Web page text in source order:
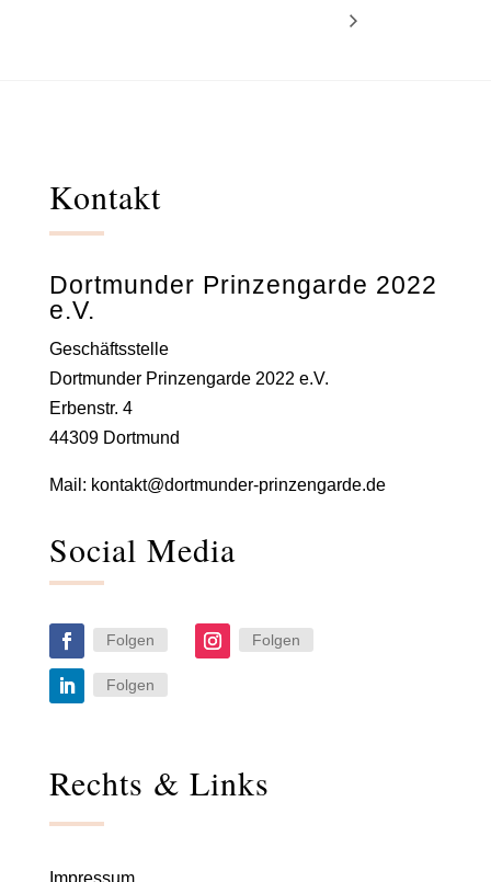
Kontakt
Dortmunder Prinzengarde 2022
e.V.
Geschäftsstelle
Dortmunder Prinzengarde 2022 e.V.
Erbenstr. 4
44309 Dortmund
Mail: kontakt@dortmunder-prinzengarde.de
Social Media
Folgen Folgen
Folgen
Rechts & Links
Impressum